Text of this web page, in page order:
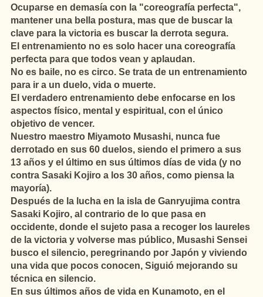
Ocuparse en demasía con la "coreografía perfecta",
mantener una bella postura, mas que de buscar la
clave para la victoria es buscar la derrota segura.
El entrenamiento no es solo hacer una coreografía
perfecta para que todos vean y aplaudan.
No es baile, no es circo. Se trata de un entrenamiento
para ir a un duelo, vida o muerte.
El verdadero entrenamiento debe enfocarse en los
aspectos físico, mental y espiritual, con el único
objetivo de vencer.
Nuestro maestro Miyamoto Musashi, nunca fue
derrotado en sus 60 duelos, siendo el primero a sus
13 años y el último en sus últimos días de vida (y no
contra Sasaki Kojiro a los 30 años, como piensa la
mayoría).
Después de la lucha en la isla de Ganryujima contra
Sasaki Kojiro, al contrario de lo que pasa en
occidente, donde el sujeto pasa a recoger los laureles
de la victoria y volverse mas público, Musashi Sensei
busco el silencio, peregrinando por Japón y viviendo
una vida que pocos conocen, Siguió mejorando su
técnica en silencio.
En sus últimos años de vida en Kunamoto, en el